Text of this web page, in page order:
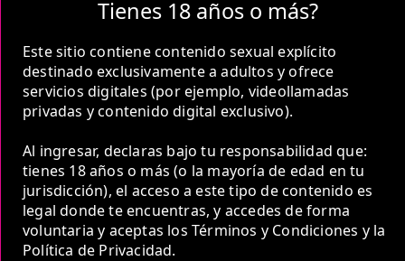
Tienes 18 años o más?
Este sitio contiene contenido sexual explícito
destinado exclusivamente a adultos y ofrece
servicios digitales (por ejemplo, videollamadas
privadas y contenido digital exclusivo).
Al ingresar, declaras bajo tu responsabilidad que:
tienes 18 años o más (o la mayoría de edad en tu
jurisdicción), el acceso a este tipo de contenido es
legal donde te encuentras, y accedes de forma
voluntaria y aceptas los Términos y Condiciones y la
Política de Privacidad.
1 Hora
COP 1,000,000.00
2 Horas
COP 1,500,000.00